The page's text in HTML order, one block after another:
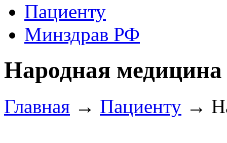
Пациенту
Минздрав РФ
Народная медицина
Главная → Пациенту →